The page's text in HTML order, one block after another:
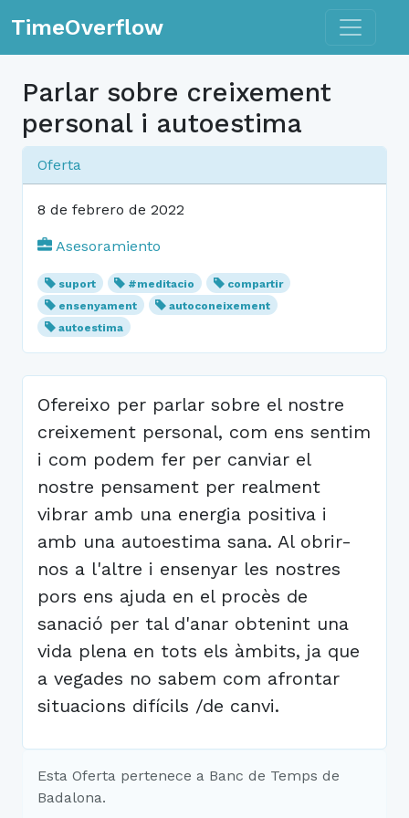
TimeOverflow Toggle
Parlar sobre creixement
personal i autoestima
Oferta
8 de febrero de 2022
Asesoramiento
suport #meditacio
compartir
ensenyament
autoconeixement
autoestima
Ofereixo per parlar sobre el nostre
creixement personal, com ens sentim
i com podem fer per canviar el
nostre pensament per realment
vibrar amb una energia positiva i
amb una autoestima sana. Al obrir-
nos a l'altre i ensenyar les nostres
pors ens ajuda en el procès de
sanació per tal d'anar obtenint una
vida plena en tots els àmbits, ja que
a vegades no sabem com afrontar
situacions difícils /de canvi.
Esta Oferta pertenece a Banc de Temps de
Badalona.